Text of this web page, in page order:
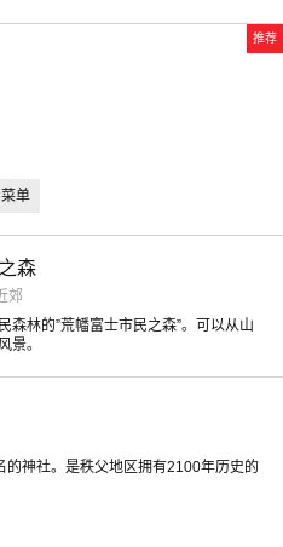
推荐
菜单
森
郊
森林的”荒幡富士市民之森”。可以从山
景。
的神社。是秩父地区拥有2100年历史的